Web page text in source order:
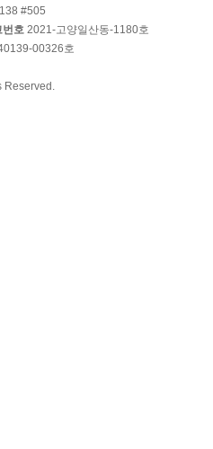
#505
번호 2021-고양일산동-1180호
00326호
Reserved.